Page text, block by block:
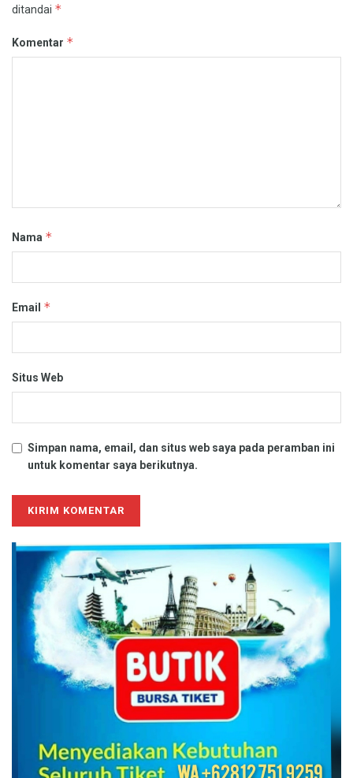
ditandai *
Komentar *
Nama *
Email *
Situs Web
Simpan nama, email, dan situs web saya pada peramban ini
untuk komentar saya berikutnya.